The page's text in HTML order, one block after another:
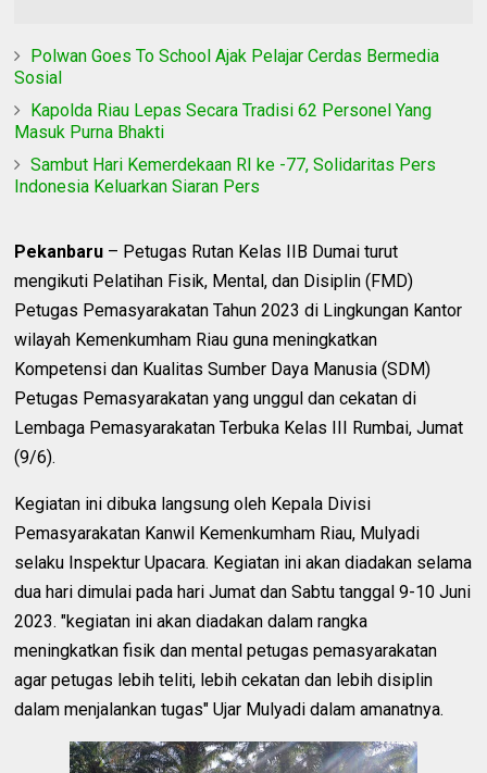
Polwan Goes To School Ajak Pelajar Cerdas Bermedia
Sosial
Kapolda Riau Lepas Secara Tradisi 62 Personel Yang
Masuk Purna Bhakti
Sambut Hari Kemerdekaan RI ke -77, Solidaritas Pers
Indonesia Keluarkan Siaran Pers
Pekanbaru – Petugas Rutan Kelas IIB Dumai turut
mengikuti Pelatihan Fisik, Mental, dan Disiplin (FMD)
Petugas Pemasyarakatan Tahun 2023 di Lingkungan Kantor
wilayah Kemenkumham Riau guna meningkatkan
Kompetensi dan Kualitas Sumber Daya Manusia (SDM)
Petugas Pemasyarakatan yang unggul dan cekatan di
Lembaga Pemasyarakatan Terbuka Kelas III Rumbai, Jumat
(9/6).
Kegiatan ini dibuka langsung oleh Kepala Divisi
Pemasyarakatan Kanwil Kemenkumham Riau, Mulyadi
selaku Inspektur Upacara. Kegiatan ini akan diadakan selama
dua hari dimulai pada hari Jumat dan Sabtu tanggal 9-10 Juni
2023. "kegiatan ini akan diadakan dalam rangka
meningkatkan fisik dan mental petugas pemasyarakatan
agar petugas lebih teliti, lebih cekatan dan lebih disiplin
dalam menjalankan tugas" Ujar Mulyadi dalam amanatnya.